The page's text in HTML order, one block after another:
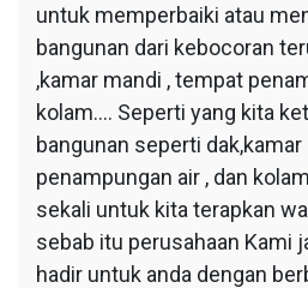
untuk memperbaiki atau
bangunan dari kebocoran
,kamar mandi , tempat
kolam…. Seperti yang kita
bangunan seperti
penampungan air , dan
sekali untuk kita terapkan
sebab itu perusahaan Kami
hadir untuk anda dengan